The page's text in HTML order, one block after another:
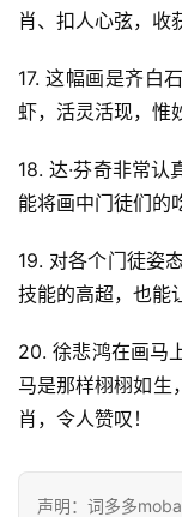
肖、扣人心弦，收
17. 这幅画是齐白
虾，活灵活现，惟
18. 达·芬奇非常
能将画中门徒们的
19. 对各个门徒姿
技能的高超，也能
20. 徐悲鸿在画马
马是那样栩栩如生
肖，令人赞叹！
声明：词多多